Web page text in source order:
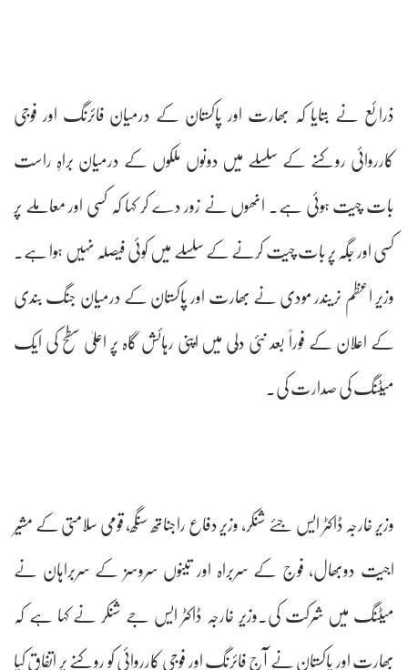
ذرائع نے بتایا کہ بھارت اور پاکستان کے درمیان فائرنگ اور فوجی
کارروائی روکنے کے سلسلے میں دونوں ملکوں کے درمیان براہِ راست
بات چیت ہوئی ہے۔ انھوں نے زور دے کر کہا کہ کسی اور معاملے پر
کسی اور جگہ پر بات چیت کرنے کے سلسلے میں کوئی فیصلہ نہیں ہوا ہے۔
وزیر اعظم نریندر مودی نے بھارت اور پاکستان کے درمیان جنگ بندی
کے اعلان کے فوراً بعد نئی دلّی میں اپنی رہائش گاہ پر اعلیٰ سطح کی ایک
میٹنگ کی صدارت کی۔
وزیر خارجہ ڈاکٹر ایس جئے شنکر، وزیر دفاع راجناتھ سنگھ، قومی سلامتی کے مشیر
اجیت دوبھال، فوج کے سربراہ اور تینوں سروسز کے سربراہان نے
میٹنگ میں شرکت کی۔وزیر خارجہ ڈاکٹر ایس جے شنکر نے کہا ہے کہ
بھارت اور پاکستان نے آج فائرنگ اور فوجی کارروائی کو روکنے پر اتفاق کیا